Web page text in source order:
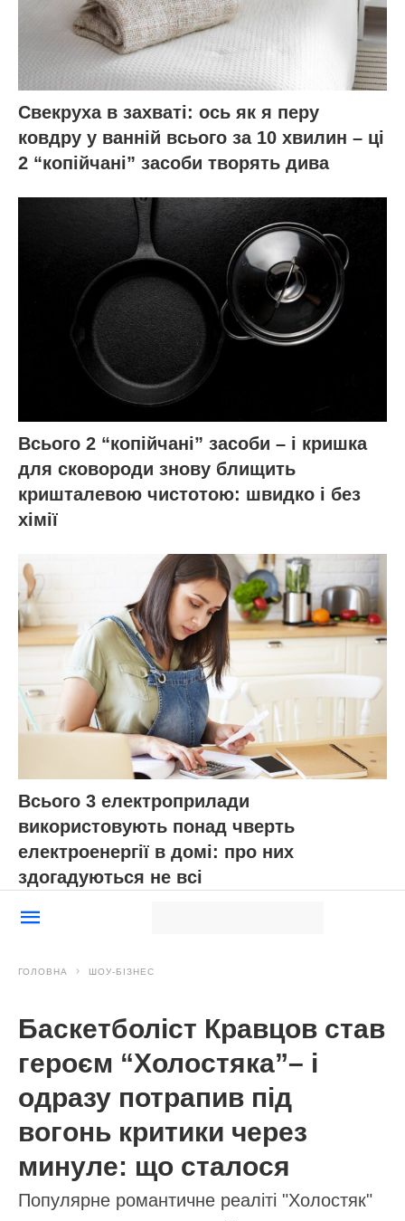
Свекруха в захваті: ось як я перу
ковдру у ванній всього за 10 хвилин – ці
2 “копійчані” засоби творять дива
Всього 2 “копійчані” засоби – і кришка
для сковороди знову блищить
кришталевою чистотою: швидко і без
хімії
Всього 3 електроприлади
використовують понад чверть
електроенергії в домі: про них
здогадуються не всі